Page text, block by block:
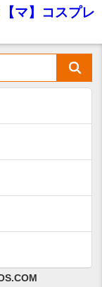
マ】コスプレ